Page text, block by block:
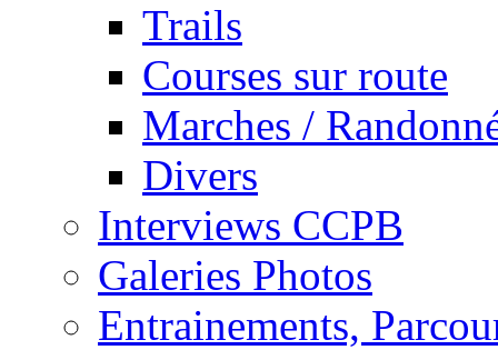
Trails
Courses sur route
Marches /
Divers
Interviews CCPB
Galeries Photos
Entrainements,